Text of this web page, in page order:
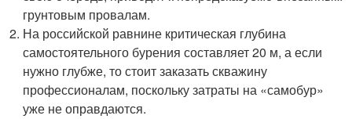
грунтовым провалам.
На российской равнине критическая глубина
самостоятельного бурения составляет 20 м, а если
нужно глубже, то стоит заказать скважину
профессионалам, поскольку затраты на «самобур»
уже не оправдаются.